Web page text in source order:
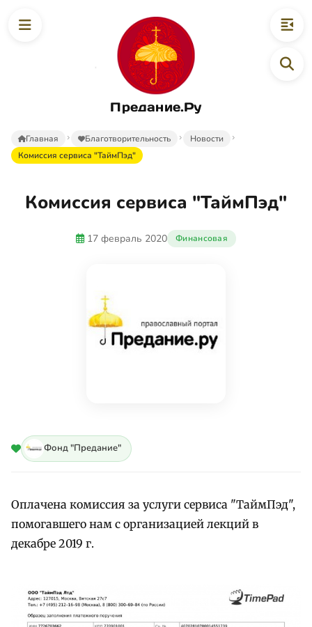
Предание.Ру
Главная Благотворительность
Новости
Комиссия сервиса "ТаймПэд"
Комиссия сервиса "ТаймПэд"
17 февраль 2020 Финансовая
Фонд "Предание"
Оплачена комиссия за услуги сервиса "ТаймПэд",
помогавшего нам с организацией лекций в
декабре 2019 г.